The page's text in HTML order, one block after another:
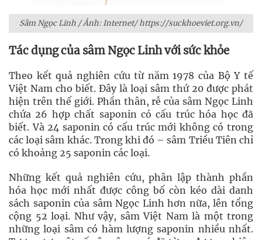
Sâm Ngọc Linh / Ảnh: Internet/ https://suckhoeviet.org.vn/
Tác dụng của sâm Ngọc Linh với sức khỏe
Theo kết quả nghiên cứu từ năm 1978 của Bộ Y tế
Việt Nam cho biết. Đây là loại sâm thứ 20 được phát
hiện trên thế giới. Phần thân, rễ của sâm Ngọc Linh
chứa 26 hợp chất saponin có cấu trúc hóa học đã
biết. Và 24 saponin có cấu trúc mới không có trong
các loại sâm khác. Trong khi đó – sâm Triều Tiên chỉ
có khoảng 25 saponin các loại.
Những kết quả nghiên cứu, phân lập thành phần
hóa học mới nhất được công bố còn kéo dài danh
sách saponin của sâm Ngọc Linh hơn nữa, lên tổng
cộng 52 loại. Như vậy, sâm Việt Nam là một trong
những loại sâm có hàm lượng saponin nhiều nhất.